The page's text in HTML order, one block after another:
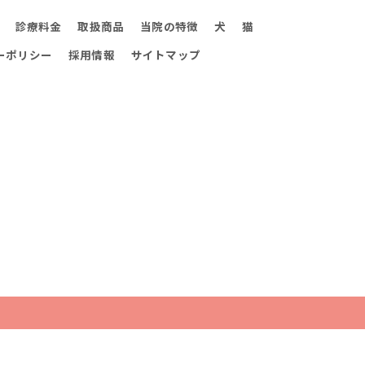
診療料金 取扱商品 当院の特徴 犬
猫
ポリシー 採用情報 サイトマップ